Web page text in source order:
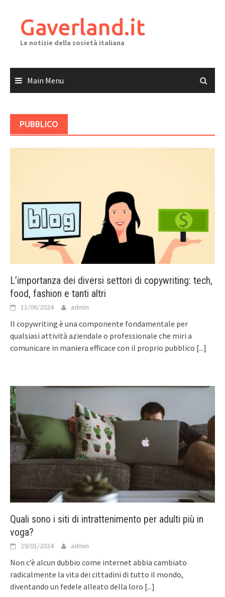
contentGaverland.it
Le notizie della società italiana
Main Menu
PUBBLICO
L’importanza dei diversi settori di copywriting: tech,
food, fashion e tanti altri
11/06/2024 admin
Il copywriting è una componente fondamentale per
qualsiasi attività aziendale o professionale che miri a
comunicare in maniera efficace con il proprio pubblico [...]
Quali sono i siti di intrattenimento per adulti più in
voga?
29/01/2024 admin
Non c’è alcun dubbio come internet abbia cambiato
radicalmente la vita dei cittadini di tutto il mondo,
diventando un fedele alleato della loro [...]